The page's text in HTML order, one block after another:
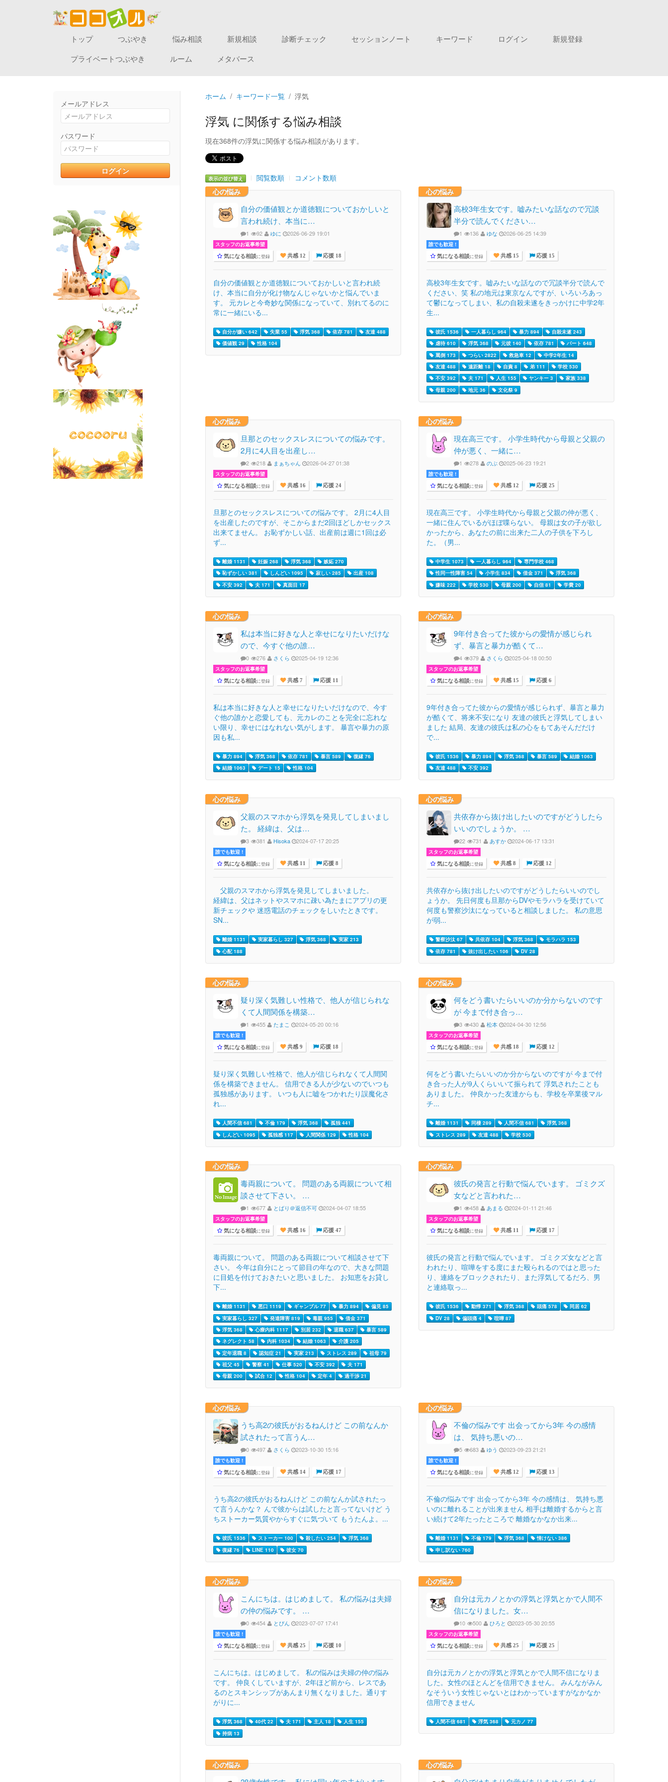
トップ つぶやき 悩み相談 新規相談 診断チェック セッションノート キーワード ログイン
新規登録
プライベートつぶやき
ルーム メタバース
メールアドレス
パスワード
ホーム キーワード一覧 浮気
浮気 に関係する悩み相談
現在368件の浮気に関係する悩み相談があります。
表示の並び替え 閲覧数順
コメント数順
心の悩み
自分の価値観とか道徳観についておかしいと
言われ続け、本当に…
1 92 ゆに 2026-06-29 19:01
スタッフのお返事希望
気になる相談に登録 共感 12 応援 18
自分の価値観とか道徳観についておかしいと言われ続
け、本当に自分が化け物なんじゃないかと悩んでいま
す。 元カレと今奇妙な関係になっていて、別れてるのに
常に一緒にいる...
自分が嫌い 642 失業 55 浮気 368 依存 781
友達 488
価値観 29
性格 104
心の悩み
高校3年生女です。嘘みたいな話なので冗談
半分で読んでください…
1 136 ゆな 2026-06-25 14:39
誰でも歓迎 !
気になる相談に登録 共感 15 応援 15
高校3年生女です。嘘みたいな話なので冗談半分で読んで
ください、笑 私の地元は東京なんですが、いろいろあっ
て鬱になってしまい、私の自殺未遂をきっかけに中学2年
生...
彼氏 1536 一人暮らし 964 暴力 894
自殺未遂 243
虐待 610
浮気 368 元彼 140 依存 781
パート 648
罵倒 173
つらい 2822 救急車 12
中学2年生 14
友達 488
遠距離 18 自責 8 弟 111
学校 530
不安 392
夫 171 人生 155 ヤンキー 3
家族 338
母親 200
地元 36 文化祭 9
心の悩み
旦那とのセックスレスについての悩みです。
2月に4人目を出産し…
2 218 まぁちゃん 2026-04-27 01:38
スタッフのお返事希望
気になる相談に登録 共感 16 応援 24
旦那とのセックスレスについての悩みです。 2月に4人目
を出産したのですが、そこからまだ2回ほどしかセックス
出来てません。 お恥ずかしい話、出産前は週に1回は必
ず...
離婚 1131 妊娠 268 浮気 368
嫉妬 270
恥ずかしい 381
しんどい 1095 寂しい 285
出産 108
不安 392
夫 171 真面目 17
心の悩み
現在高三です。 小学生時代から母親と父親の
仲が悪く、一緒に…
1 278 のぶ 2025-06-23 19:21
誰でも歓迎 !
気になる相談に登録 共感 12 応援 25
現在高三です。 小学生時代から母親と父親の仲が悪く、
一緒に住んでいるがほぼ喋らない。 母親は女の子が欲し
かったから、あなたの前に出来た二人の子供を下ろし
た。（男...
中学生 1073 一人暮らし 964
専門学校 468
性同一性障害 54
小学生 834 借金 371
浮気 368
嫌味 222
学校 530 母親 200 自信 81 学費 20
心の悩み
私は本当に好きな人と幸せになりたいだけな
ので、今すぐ他の誰…
0 276 さくら 2025-04-19 12:36
スタッフのお返事希望
気になる相談に登録 共感 7 応援 11
私は本当に好きな人と幸せになりたいだけなので、今す
ぐ他の誰かと恋愛しても、元カレのことを完全に忘れな
い限り、幸せにはなれない気がします。 暴言や暴力の原
因も私...
暴力 894 浮気 368 依存 781 暴言 589
復縁 76
結婚 1063
デート 15 性格 104
心の悩み
9年付き合ってた彼からの愛情が感じられ
ず、暴言と暴力が酷くて…
4 379 さくら 2025-04-18 00:50
スタッフのお返事希望
気になる相談に登録 共感 15 応援 6
9年付き合ってた彼からの愛情が感じられず、暴言と暴力
が酷くて、将来不安になり 友達の彼氏と浮気してしまい
ました 結局、友達の彼氏は私の心をもてあそんだだけ
で...
彼氏 1536 暴力 894 浮気 368 暴言 589
結婚 1063
友達 488
不安 392
心の悩み
父親のスマホから浮気を発見してしまいまし
た。 経緯は、父は…
3 381 Hisoka 2024-07-17 20:25
誰でも歓迎 !
気になる相談に登録 共感 11 応援 8
父親のスマホから浮気を発見してしまいました。
経緯は、父はネットやスマホに疎い為たまにアプリの更
新チェックや 迷惑電話のチェックをしいたときです。
SN...
離婚 1131 実家暮らし 327 浮気 368
実家 213
心配 188
心の悩み
共依存から抜け出したいのですがどうしたら
いいのでしょうか。 …
22 731 あすか 2024-06-17 13:31
スタッフのお返事希望
気になる相談に登録 共感 8 応援 12
共依存から抜け出したいのですがどうしたらいいのでし
ょうか。 先日何度も旦那からDVやモラハラを受けていて
何度も警察沙汰になっていると相談しました。 私の意思
が弱...
警察沙汰 67 共依存 104 浮気 368
モラハラ 153
依存 781
抜け出したい 106 DV 28
心の悩み
疑り深く気難しい性格で、他人が信じられな
くて人間関係を構築…
1 455 たまこ 2024-05-20 00:16
誰でも歓迎 !
気になる相談に登録 共感 9 応援 18
疑り深く気難しい性格で、他人が信じられなくて人間関
係を構築できません。 信用できる人が少ないのでいつも
孤独感があります。 いつも人に嘘をつかれたり誤魔化さ
れ...
人間不信 681 不倫 179 浮気 368
孤独 441
しんどい 1095
孤独感 117 人間関係 129 性格 104
心の悩み
何をどう書いたらいいのか分からないのです
が 今まで付き合っ…
3 430 松本 2024-04-30 12:56
スタッフのお返事希望
気になる相談に登録 共感 18 応援 12
何をどう書いたらいいのか分からないのですが 今まで付
き合った人が9人くらいいて振られて 浮気されたことも
ありました。 仲良かった友達からも、学校を卒業後マル
チ...
離婚 1131 同棲 289 人間不信 681
浮気 368
ストレス 289
友達 488 学校 530
心の悩み
毒両親について。 問題のある両親について相
談させて下さい。 …
1 677 とばり＠返信不可 2024-04-07 18:55
スタッフのお返事希望
気になる相談に登録 共感 16 応援 47
毒両親について。 問題のある両親について相談させて下
さい。 今年は自分にとって節目の年なので、大きな問題
に目処を付けておきたいと思いました。 お知恵をお貸し
下...
離婚 1131 悪口 1119 ギャンブル 77 暴力 894
偏見 85
実家暮らし 327
発達障害 819 毒親 955
借金 371
浮気 368
心療内科 1117 別居 232 退職 637
暴言 589
ネグレクト 58
内科 1034 結婚 1063
介護 205
定年退職 8
認知症 21 実家 213 ストレス 289
祖母 79
祖父 45
警察 41 仕事 520 不安 392
夫 171
母親 200
試合 12 性格 104 定年 4 過干渉 21
心の悩み
彼氏の発言と行動で悩んでいます。 ゴミクズ
女などと言われた…
1 458 あまる 2024-01-11 21:46
スタッフのお返事希望
気になる相談に登録 共感 11 応援 17
彼氏の発言と行動で悩んでいます。 ゴミクズ女などと言
われたり、喧嘩をする度にまた殴られるのではと思った
り、連絡をブロックされたり、また浮気してるだろ、男
と連絡取っ...
彼氏 1536 動悸 371 浮気 368 頭痛 578
同居 62
DV 28
偏頭痛 4 喧嘩 87
心の悩み
うち高2の彼氏がおるねんけど この前なんか
試されたって言うん…
0 497 さくら 2023-10-30 15:16
誰でも歓迎 !
気になる相談に登録 共感 14 応援 17
うち高2の彼氏がおるねんけど この前なんか試されたっ
て言うんかな？ んで彼からは試したと言ってないけど う
ちストーカー気質やからすぐに気づいて もうたんよ。...
彼氏 1536 ストーカー 100 殺したい 254
浮気 368
復縁 76
LINE 110 彼女 70
心の悩み
不倫の悩みです 出会ってから3年 今の感情
は、 気持ち悪いの…
5 683 ゆう 2023-09-23 21:21
誰でも歓迎 !
気になる相談に登録 共感 12 応援 13
不倫の悩みです 出会ってから3年 今の感情は、 気持ち悪
いのに離れることが出来ません 相手は離婚するからと言
い続けて2年たったところで 離婚なかなか出来...
離婚 1131 不倫 179 浮気 368
情けない 386
申し訳ない 760
心の悩み
こんにちは。はじめまして。 私の悩みは夫婦
の仲の悩みです。 …
0 454 とぴん 2023-07-07 17:41
誰でも歓迎 !
気になる相談に登録 共感 25 応援 10
こんにちは。はじめまして。 私の悩みは夫婦の仲の悩み
です。 仲良くしていますが、2年ほど前から、レスであ
るのとスキンシップがあんまり無くなりました。通りす
がりに...
浮気 368 40代 22 夫 171 主人 18
人生 155
持病 13
心の悩み
自分は元カノとかの浮気と浮気とかで人間不
信になりました。女…
10 500 ひろと 2023-05-30 20:55
スタッフのお返事希望
気になる相談に登録 共感 25 応援 25
自分は元カノとかの浮気と浮気とかで人間不信になりま
した。女性のほとんどを信用できません。 みんながみん
なそういう女性じゃないとはわかっていますがなかなか
信用できません
人間不信 681 浮気 368 元カノ 77
心の悩み 心の悩み